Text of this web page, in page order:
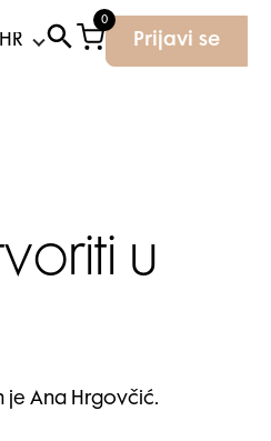
0
Prijavi se
u
je Ana Hrgovčić.